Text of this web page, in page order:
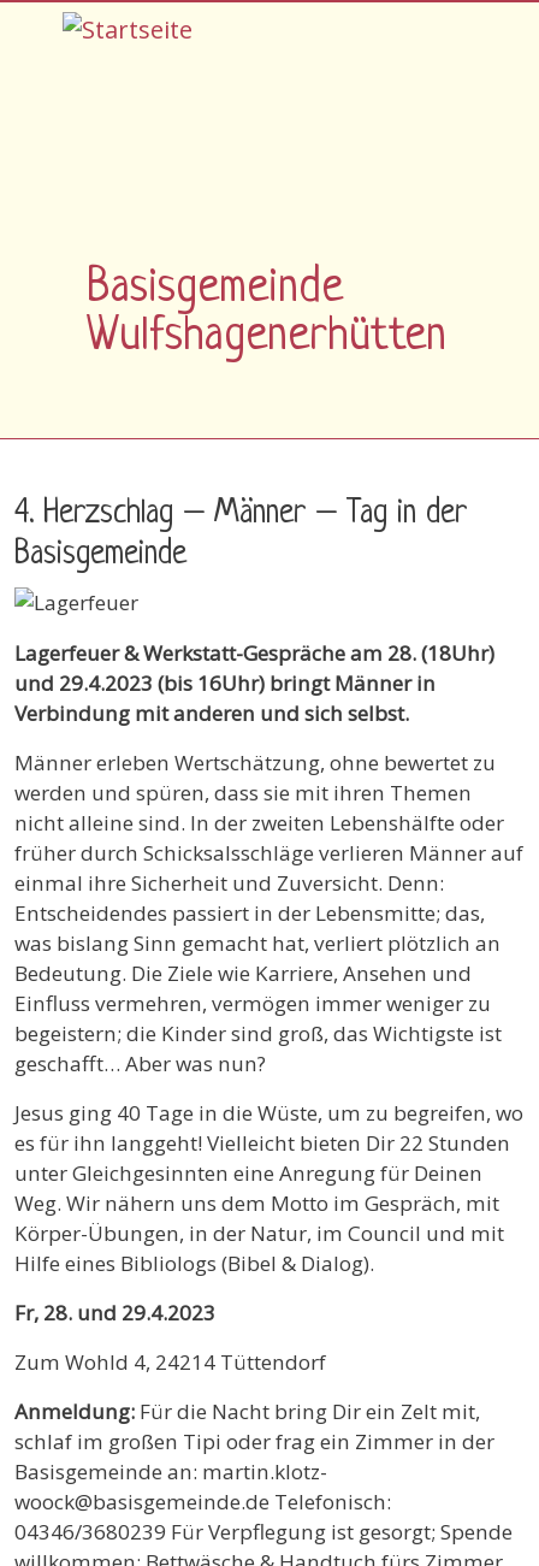
Direkt zum Inhalt
Basisgemeinde
Wulfshagenerhütten
4. Herzschlag – Männer – Tag in der
Basisgemeinde
Lagerfeuer & Werkstatt-Gespräche am 28. (18Uhr)
und 29.4.2023 (bis 16Uhr) bringt Männer in
Verbindung mit anderen und sich selbst.
Männer erleben Wertschätzung, ohne bewertet zu
werden und spüren, dass sie mit ihren Themen
nicht alleine sind. In der zweiten Lebenshälfte oder
früher durch Schicksalsschläge verlieren Männer auf
einmal ihre Sicherheit und Zuversicht. Denn:
Entscheidendes passiert in der Lebensmitte; das,
was bislang Sinn gemacht hat, verliert plötzlich an
Bedeutung. Die Ziele wie Karriere, Ansehen und
Einfluss vermehren, vermögen immer weniger zu
begeistern; die Kinder sind groß, das Wichtigste ist
geschafft… Aber was nun?
Jesus ging 40 Tage in die Wüste, um zu begreifen, wo
es für ihn langgeht! Vielleicht bieten Dir 22 Stunden
unter Gleichgesinnten eine Anregung für Deinen
Weg. Wir nähern uns dem Motto im Gespräch, mit
Körper-Übungen, in der Natur, im Council und mit
Hilfe eines Bibliologs (Bibel & Dialog).
Fr, 28. und 29.4.2023
Zum Wohld 4, 24214 Tüttendorf
Anmeldung: Für die Nacht bring Dir ein Zelt mit,
schlaf im großen Tipi oder frag ein Zimmer in der
Basisgemeinde an: martin.klotz-
woock@basisgemeinde.de Telefonisch:
04346/3680239 Für Verpflegung ist gesorgt; Spende